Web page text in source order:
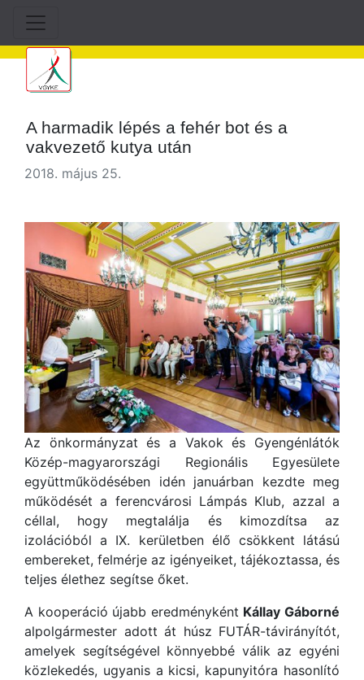
A harmadik lépés a fehér bot és a
vakvezető kutya után
2018. május 25.
Az önkormányzat és a Vakok és Gyengénlátók
Közép-magyarországi Regionális Egyesülete
együttműködésében idén januárban kezdte meg
működését a ferencvárosi Lámpás Klub, azzal a
céllal, hogy megtalálja és kimozdítsa az
izolációból a IX. kerületben élő csökkent látású
embereket, felmérje az igényeiket, tájékoztassa, és
teljes élethez segítse őket.
A kooperáció újabb eredményként Kállay Gáborné
alpolgármester adott át húsz FUTÁR-távirányítót,
amelyek segítségével könnyebbé válik az egyéni
közlekedés, ugyanis a kicsi, kapunyitóra hasonlító